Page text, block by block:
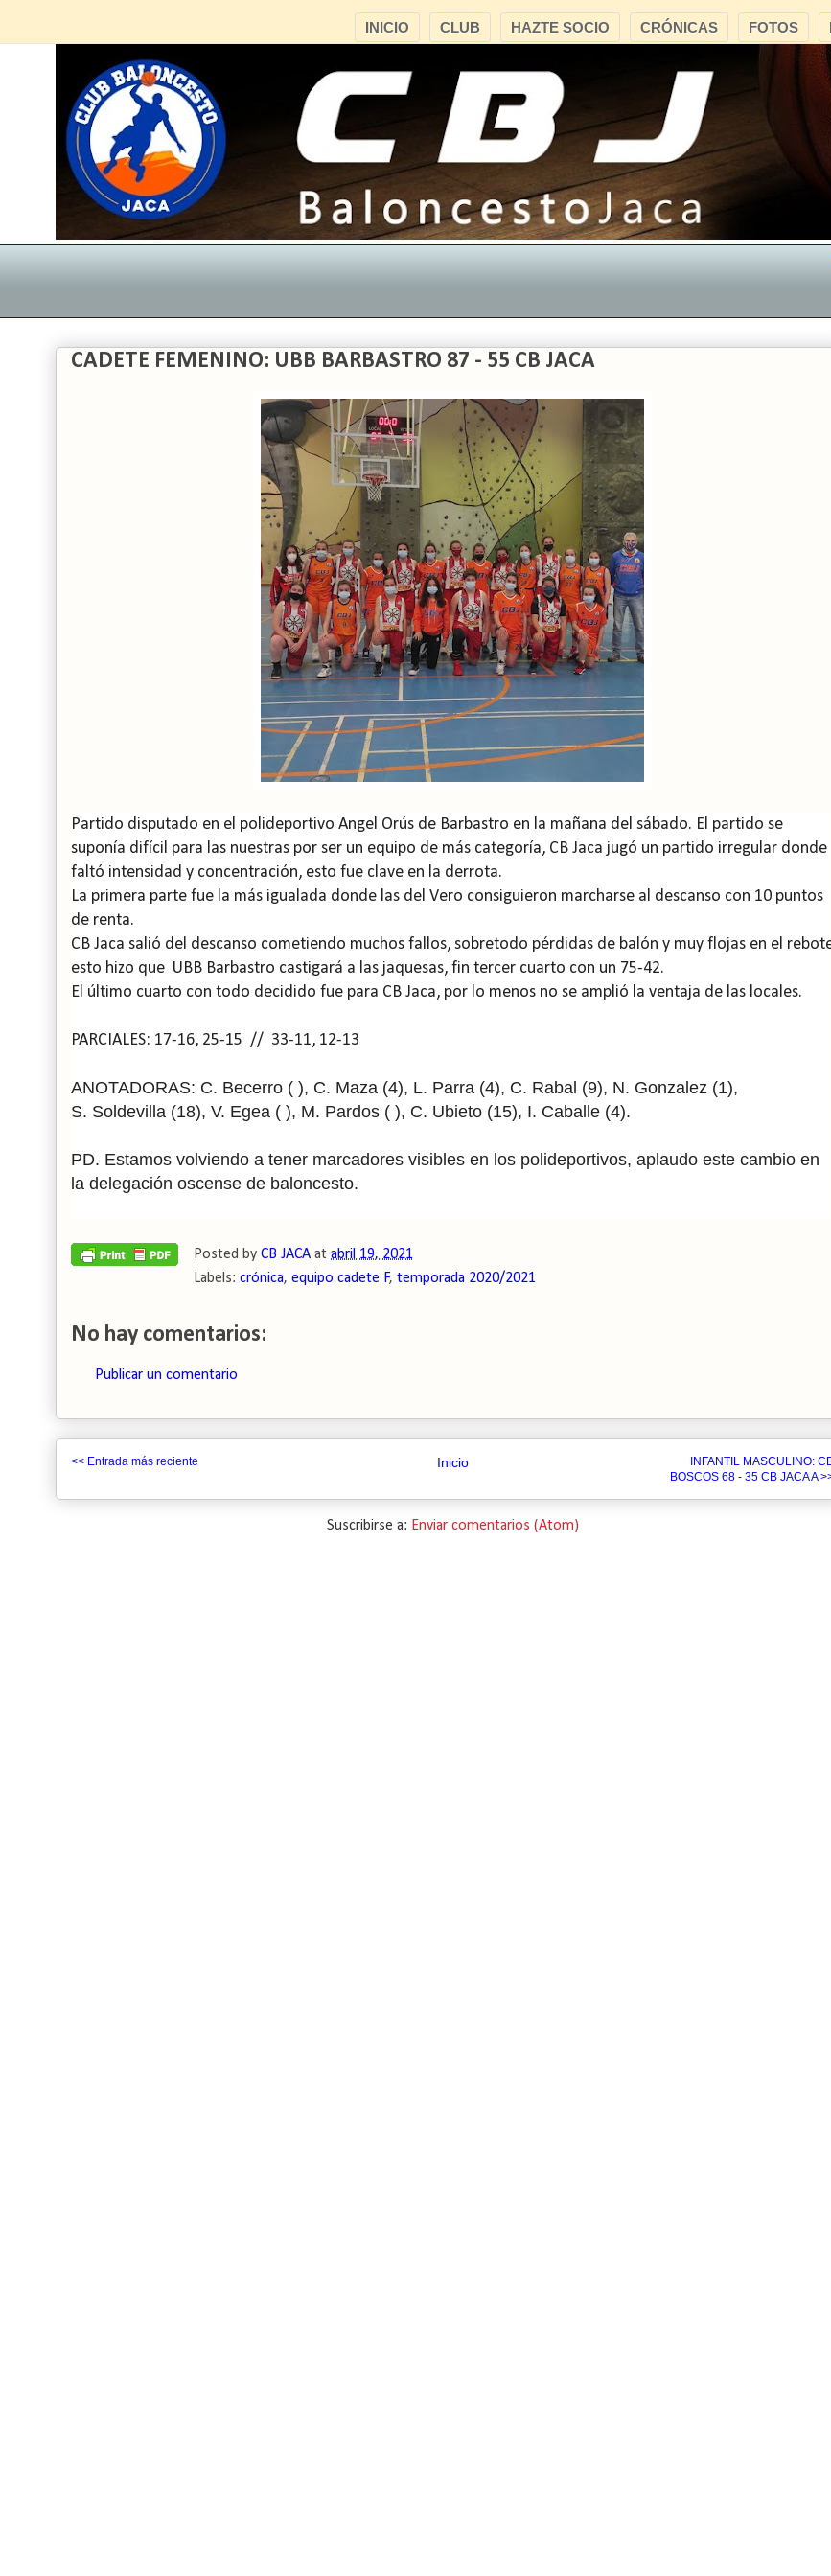
FOTOS
CRÓNICAS
HAZTE SOCIO
CLUB
INICIO
CADETE FEMENINO: UBB BARBASTRO 87 - 55 CB JACA
Partido disputado en el polideportivo Angel Orús de Barbastro en la mañana del sábado. El partido se
suponía difícil para las nuestras por ser un equipo de más categoría, CB Jaca jugó un partido irregular donde
faltó intensidad y concentración, esto fue clave en la derrota.
La primera parte fue la más igualada donde las del Vero consiguieron marcharse al descanso con 10 puntos
de renta.
CB Jaca salió del descanso cometiendo muchos fallos, sobretodo pérdidas de balón y muy flojas en el
esto hizo que UBB Barbastro castigará a las jaquesas, fin tercer cuarto con un 75-42.
El último cuarto con todo decidido fue para CB Jaca, por lo menos no se amplió la ventaja de las locales.
PARCIALES: 17-16, 25-15 // 33-11, 12-13
ANOTADORAS: C. Becerro ( ), C. Maza (4), L. Parra (4), C. Rabal (9), N. Gonzalez (1),
S. Soldevilla (18), V. Egea ( ), M. Pardos ( ), C. Ubieto (15), I. Caballe (4).
PD. Estamos volviendo a tener marcadores visibles en los polideportivos, aplaudo este cambio en
la delegación oscense de baloncesto.
Posted by CB JACA at abril 19, 2021
Labels: crónica, equipo cadete F, temporada 2020/2021
No hay comentarios:
Publicar un comentario
<< Entrada más reciente
INFANTIL MASCULINO:
BOSCOS 68 - 35 CB JACA A
Inicio
Suscribirse a: Enviar comentarios (Atom)